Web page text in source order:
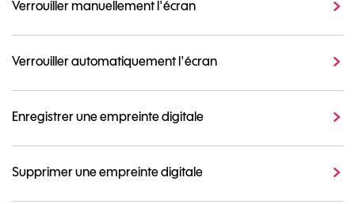
Verrouiller manuellement l'écran
Verrouiller automatiquement l'écran
Enregistrer une empreinte digitale
Supprimer une empreinte digitale